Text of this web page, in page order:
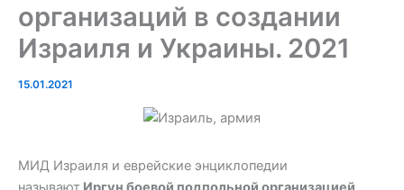
организаций в создании
Израиля и Украины. 2021
15.01.2021
МИД Израиля и еврейские энциклопедии